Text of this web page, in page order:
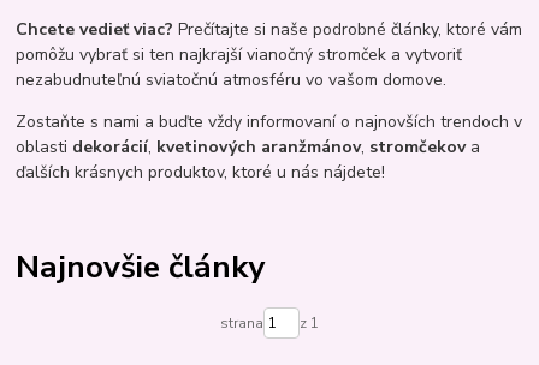
Chcete vedieť viac? Prečítajte si naše podrobné články, ktoré vám
pomôžu vybrať si ten najkrajší vianočný stromček a vytvoriť
nezabudnuteľnú sviatočnú atmosféru vo vašom domove.
Zostaňte s nami a buďte vždy informovaní o najnovších trendoch v
oblasti dekorácií, kvetinových aranžmánov, stromčekova
ďalších krásnych produktov, ktoré u nás nájdete!
Najnovšie články
strana z 1